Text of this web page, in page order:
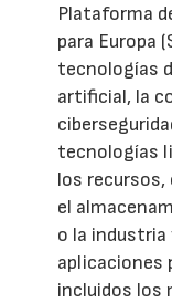
Plataforma
para Europa
tecnologías
artificial, la
tecnologías
los recursos,
el
o la industria
aplicaciones
incluidos los